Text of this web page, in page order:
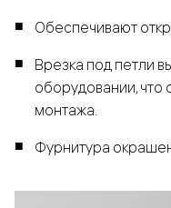
Обеспечивают
Врезка под петли
оборудовании,
монтажа.
Фурнитура